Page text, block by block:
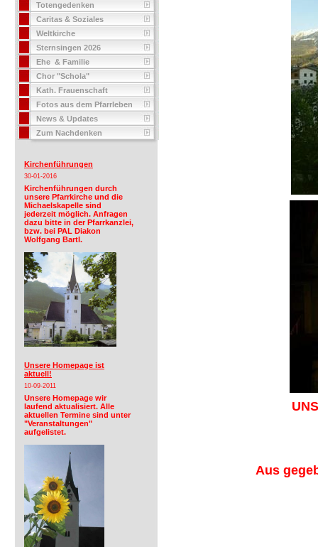
Totengedenken
Caritas & Soziales
Weltkirche
Sternsingen 2026
Ehe & Familie
Chor "Schola"
Kath. Frauenschaft
Fotos aus dem Pfarrleben
News & Updates
Zum Nachdenken
Kirchenführungen
30-01-2016
Kirchenführungen durch
unsere Pfarrkirche und die
Michaelskapelle sind
jederzeit möglich. Anfragen
dazu bitte in der Pfarrkanzlei,
bzw. bei PAL Diakon
Wolfgang Bartl.
Unsere Homepage ist
aktuell!
10-09-2011
Unsere Homepage wir
laufend aktualisiert. Alle
aktuellen Termine sind unter
"Veranstaltungen"
aufgelistet.
Aus